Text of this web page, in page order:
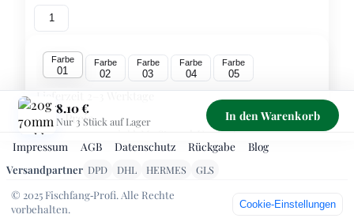
1
Farbe
01
Farbe
02
Farbe
03
Farbe
04
Farbe
05
Lieferzeit 2–3 Werktage
Preis 8.10 €
inkl. MwSt., zzgl. Versand
Sichere Zahlung über PayPal – Kreditkarte/SEPA ohne
PayPal‑Konto möglich. Kostenloser Versand ab 99 €
- 1 +
8.10 €
Nur 3 Stück auf Lager In den Warenkorb
Impressum AGB Datenschutz Rückgabe Blog
Versandpartner DPD DHL HERMES
GLS
© 2025 Fischfang‑Profi. Alle Rechte
vorbehalten.
Cookie‑Einstellungen